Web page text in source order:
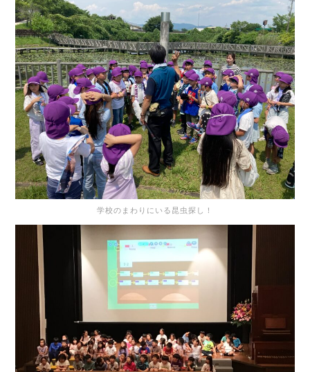
学校のまわりにいる昆虫探し！